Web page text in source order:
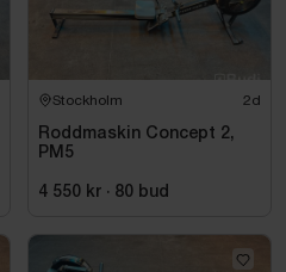
Stockholm 2d
Roddmaskin Concept 2,
PM5
4 550 kr · 80 bud